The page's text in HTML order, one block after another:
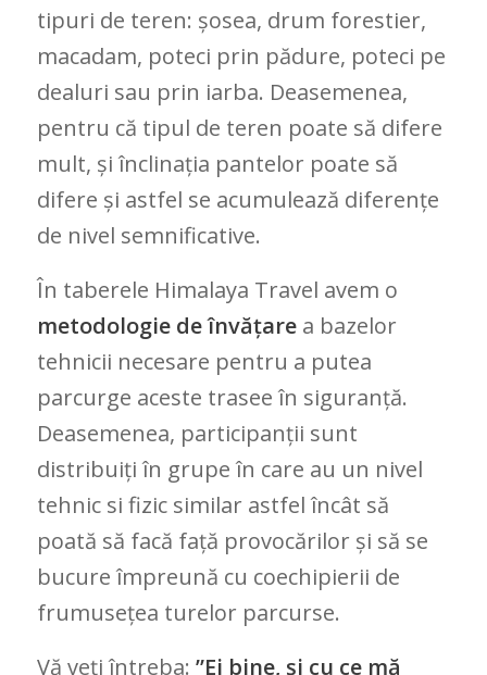
tipuri de teren: șosea, drum forestier,
macadam, poteci prin pădure, poteci pe
dealuri sau prin iarba. Deasemenea,
pentru că tipul de teren poate să difere
mult, și înclinația pantelor poate să
difere și astfel se acumulează diferențe
de nivel semnificative.
În taberele Himalaya Travel avem o
metodologie de învățarea bazelor
tehnicii necesare pentru a putea
parcurge aceste trasee în siguranță.
Deasemenea, participanții sunt
distribuiți în grupe în care au un nivel
tehnic si fizic similar astfel încât să
poată să facă față provocărilor și să se
bucure împreună cu coechipierii de
frumusețea turelor parcurse.
Vă veți întreba: ”Ei bine, și cu ce mă